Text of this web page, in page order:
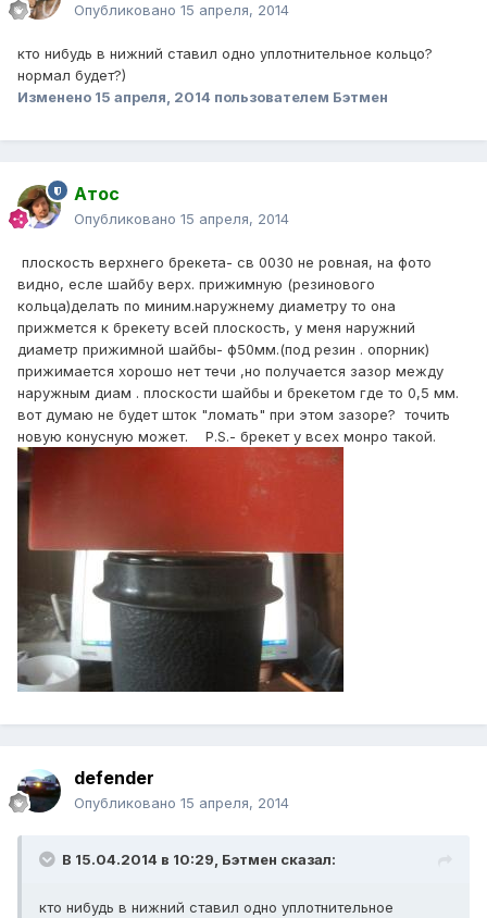
Опубликовано 15 апреля, 2014
кто нибудь в нижний ставил одно уплотнительное кольцо?
нормал будет?)
Изменено 15 апреля, 2014 пользователем Бэтмен
Атос
Опубликовано 15 апреля, 2014
плоскость верхнего брекета- св 0030 не ровная, на фото
видно, есле шайбу верх. прижимную (резинового
кольца)делать по миним.наружнему диаметру то она
прижмется к брекету всей плоскость, у меня наружний
диаметр прижимной шайбы- ф50мм.(под резин . опорник)
прижимается хорошо нет течи ,но получается зазор между
наружным диам . плоскости шайбы и брекетом где то 0,5 мм.
вот думаю не будет шток "ломать" при этом зазоре? точить
новую конусную может. P.S.- брекет у всех монро такой.
defender
Опубликовано 15 апреля, 2014
В 15.04.2014 в 10:29, Бэтмен сказал:
кто нибудь в нижний ставил одно уплотнительное